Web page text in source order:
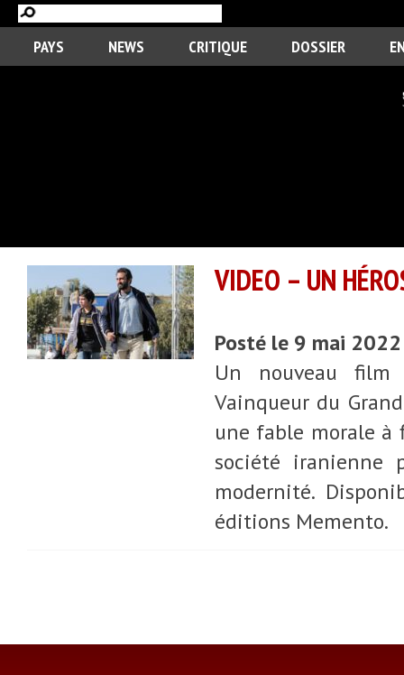
PAYS NEWS CRITIQUE DOSSIER
VIDEO – UN
Posté le 9 mai
Un nouveau film
Vainqueur du
une fable morale à
société iranienne
modernité.
éditions Memento.